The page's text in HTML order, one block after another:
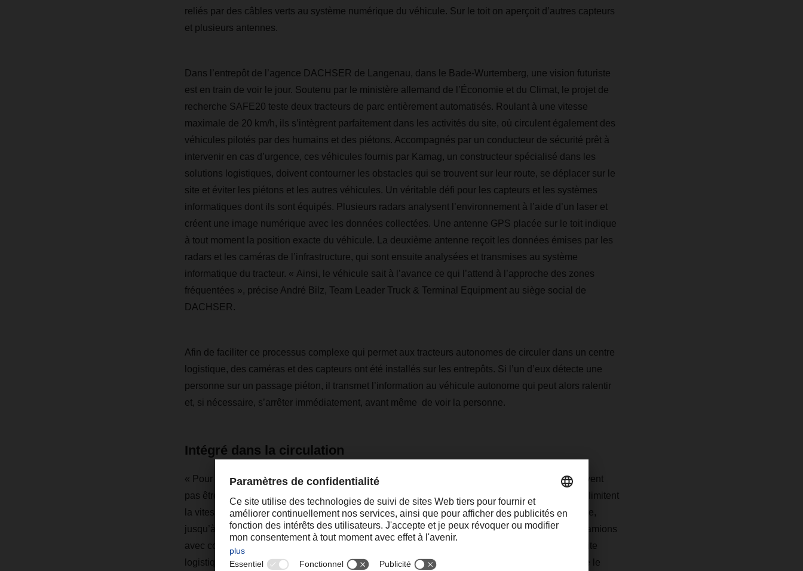
reliés par des câbles verts au système numérique du véhicule. Sur le toit on aperçoit d’autres capteurs
et plusieurs antennes.
Dans l’entrepôt de l’agence DACHSER de Langenau, dans le Bade-Wurtemberg, une vision futuriste
est en train de voir le jour. Soutenu par le ministère allemand de l’Économie et du Climat, le projet de
recherche SAFE20 teste deux tracteurs de parc entièrement automatisés. Roulant à une vitesse
maximale de 20 km/h, ils s’intègrent parfaitement dans les activités du site, où circulent également des
véhicules pilotés par des humains et des piétons. Accompagnés par un conducteur de sécurité prêt à
intervenir en cas d’urgence, ces véhicules fournis par Kamag, un constructeur spécialisé dans les
solutions logistiques, doivent contourner les obstacles qui se trouvent sur leur route, se déplacer sur le
site et éviter les piétons et les autres véhicules. Un véritable défi pour les capteurs et les systèmes
informatiques dont ils sont équipés. Plusieurs radars analysent l’environnement à l’aide d’un laser et
créent une image numérique avec les données collectées. Une antenne GPS placée sur le toit indique
à tout moment la position exacte du véhicule. La deuxième antenne reçoit les données émises par les
radars et les caméras de l’infrastructure, qui sont ensuite analysées et transmises au système
informatique du tracteur. « Ainsi, le véhicule sait à l’avance ce qui l’attend à l’approche des zones
fréquentées », précise André Bilz, Team Leader Truck & Terminal Equipment au siège social de
DACHSER.
Afin de faciliter ce processus complexe qui permet aux tracteurs autonomes de circuler dans un centre
logistique, des caméras et des capteurs ont été installés sur les entrepôts. Si l’un d’eux détecte une
personne sur un passage piéton, il transmet l’information au véhicule autonome qui peut alors ralentir
et, si nécessaire, s’arrêter immédiatement, avant même de voir la personne.
Intégré dans la circulation
« Pour être exploités sur notre site aux côtés d’autres véhicules, les tracteurs autonomes ne doivent
pas être un obstacle », explique André Bilz. À l’heure actuelle, les règles de sécurité en vigueur limitent
la vitesse de ce type de véhicule à 6 ou 8 km/h. Les véhicules testés ici roulent deux fois plus vite,
jusqu’à 20 km/h. Ils doivent s’intégrer dans le flux de circulation « normal », qui comprend des camions
avec conducteurs, ainsi que d’autres véhicules et des piétons. « Dans la zone automatisée du site
logistique, des véhicules spéciaux autonomes effectuent certaines manœuvres difficiles, comme le